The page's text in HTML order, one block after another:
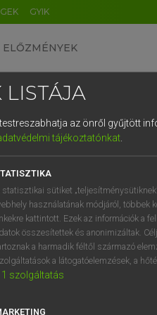
GYIK
ELŐZMÉNYEK
szótár
VAN ELŐFIZETÉSED?
megtekintéséhez.
LISTÁJA
az önről gyűjtött
tájékoztatónkat.
statisztikai sütiket
használatának módjáról, többek
kattintott. Ezek az információk a
összesítettek és anonimizáltak.
a harmadik féltől származó
a látogatóelemzések, a
1 szolgáltatás
DE CN FR ES IT NL
1 2 3 4 5
q w e r
a s d f g
í y x c